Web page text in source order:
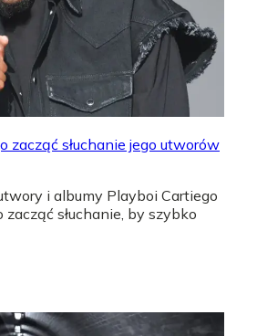
zacząć słuchanie jego utworów
i albumy Playboi Cartiego
zacząć słuchanie, by szybko